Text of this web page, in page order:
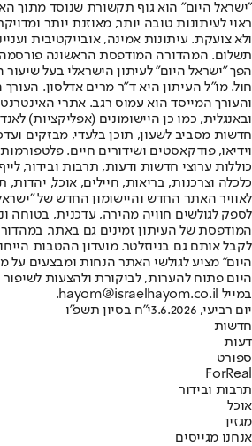
"ישראל היום" הוא גוף תקשורת שנוסד מתוך
ראוי לעיתונות טובה יותר, מאוזנת יותר
ולא צועקת. עיתונות אמינה, אובייקטיבית
הפך "ישראל היום" לעיתון הישראלי בעל
חול. מו"ל העיתון היא ד"ר מרים אדלסון.
והעורך המייסד הוא עמוס רגב. אתרי
חדשות מסביב לשעון, תוכן בלעדי, מבזקים
וידיאו, פודקאסטים ושידורים חיים.
כוללות ערוצי חדשות ודעות, תרבות ובידור,
לאוויר האתר החדש והיישומון החדש של
לספק לגולשים חוויה מהירה, עדכנית, בטוחה
המודפסת של העיתון זמינים גם באתר,
לקבל אותם גם בניוזלטר. מועדון ההטבות
היום" מציע לגולשי האתר הנחות ומבצעים על
היום פתוח להערות, לביקורת ולהצעות לשיפור
במייל hayom@israelhayom.co.il.
יום רביעי, 3.6.2026
י"ח בסיון תשפ"ו
חדשות
דעות
ספורט
ForReal
תרבות ובידור
אוכל
מגזין
אנחנו מגייסים